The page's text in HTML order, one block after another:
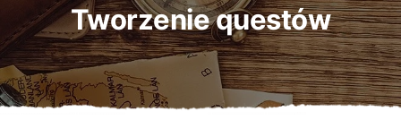
Aktualności
Kontakt
Tworzenie questów